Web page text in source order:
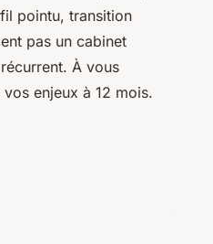
pointu, transition
pas un cabinet
À vous
enjeux à 12 mois.